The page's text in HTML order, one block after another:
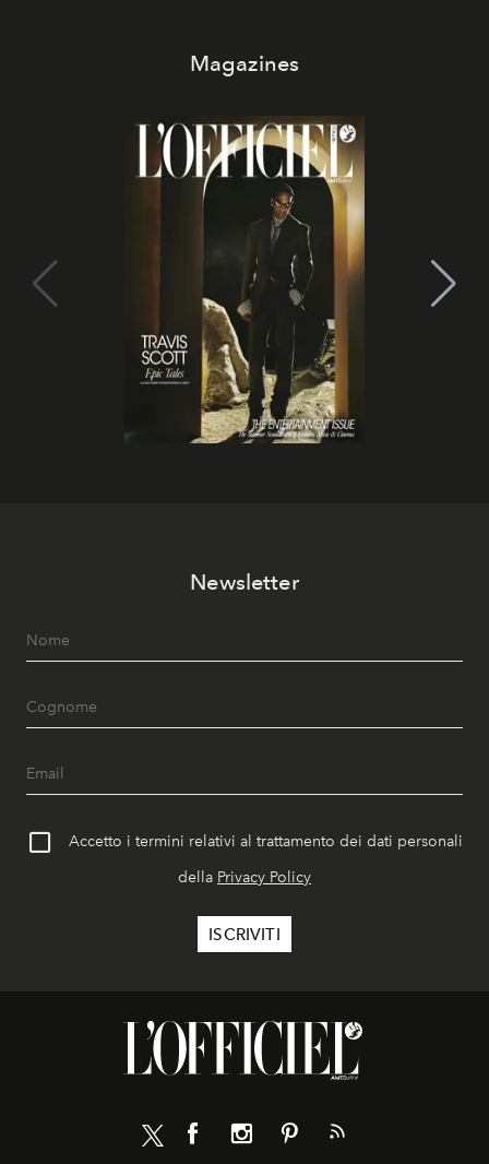
Magazines
Newsletter
Accetto i termini relativi al trattamento dei dati personali
della Privacy Policy